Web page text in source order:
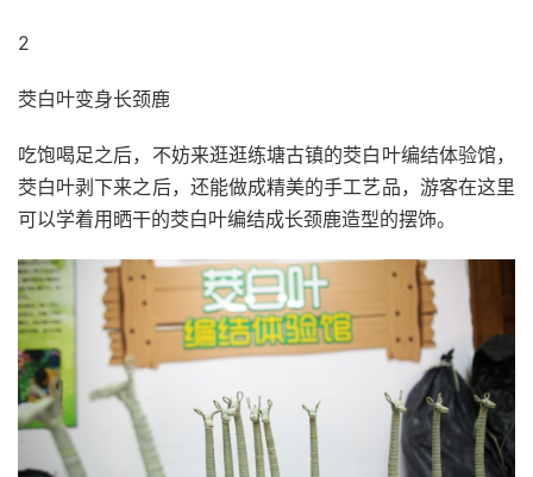
2
茭白叶变身长颈鹿
吃饱喝足之后，不妨来逛逛练塘古镇的茭白叶编结体验馆，
茭白叶剥下来之后，还能做成精美的手工艺品，游客在这里
可以学着用晒干的茭白叶编结成长颈鹿造型的摆饰。